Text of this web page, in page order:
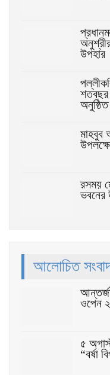
উপহার
শতবছর
অনুষ্ঠিত
মাহবুব
রসময়
ভবনের
আলোচিত
ওপেন
৫
“বর্ষা